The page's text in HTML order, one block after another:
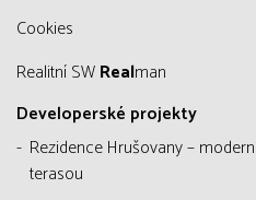
Cookies
Realitní SWRealman
Developerské projekty
Rezidence Hrušovany –
terasou